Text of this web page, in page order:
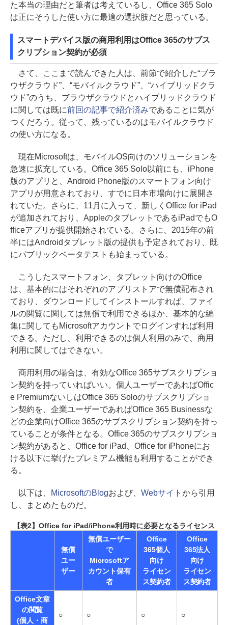
た本当の理由だと筆者は考えているし、Office 365 Solo
は正にそうした使い方に最適の選択肢だと思っている。
スマートデバイス版の商用利用はOffice 365のサブス
クリプション契約が必須
さて、ここまで読んできた人は、前節で紹介した“ブラ
ウザクラウド”、“モバイルクラウド”、“ハイブリッドクラ
ウド”のうち、ブラウザクラウドとハイブリッドクラウド
に関しては既に前回の記事で紹介済みであることに気が
つくだろう。従って、残っているのはモバイルクラウド
の使い方になる。
現在Microsoftは、モバイルOS向けのソリューションを
急速に拡充している。Office 365 Solo以前にも、iPhone
版のアプリと、Android Phone版のスマートフォン向け
アプリが用意されており、すでに日本市場向けに展開さ
れていた。さらに、11月に入って、新しくOffice for iPad
が追加されており、AppleのタブレットであるiPadでもO
fficeアプリが提供開始されている。さらに、2015年の前
半にはAndroidタブレット版の提供も予定されており、既
にパブリックベータテストも始まっている。
こうしたスマートフォン、タブレット向けのOffice
は、基本的にはそれぞれのアプリストアで無償配布され
ており、ダウンロードしてインストールすれば、ファイ
ルの閲覧に関しては無償で利用できるほか、基本的な編
集に関してもMicrosoftアカウントでログインすれば利用
できる。ただし、利用できるのは個人利用のみで、商用
利用に関してはできない。
商用利用の場合は、有効なOffice 365サブスクリプショ
ン契約を持っていればいい。個人ユーザーであればOffic
e PremiumないしはOffice 365 Soloのサブスクリプショ
ン契約を、企業ユーザーであればOffice 365 Businessな
どの企業向けOffice 365のサブスクリプション契約を持っ
ていることが条件となる。Office 365のサブスクリプショ
ン契約があると、Office for iPad、Office for iPhoneにお
ける以下に挙げたプレミアム機能も利用することができ
る。
以下は、 MicrosoftのBlogおよび、 Webサイト から引用
し、まとめたものだ。
【表2】Office for iPad/iPhone利用時に必要となるライセンス
無償
ユー
ザー
無償ユーザー
で
Microsoftア
カウント保有
者
Office
365個人
向け
ライセン
ス契約者
Office
365法人
向け
ライセン
ス契約者
Office文章
の閲覧
(個人・商
○ ○ ○ ○